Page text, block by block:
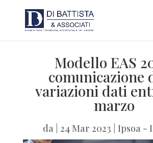
Modello EAS
comunicazione
variazioni dati
marzo
da 24 Mar 2023 Ipsoa -